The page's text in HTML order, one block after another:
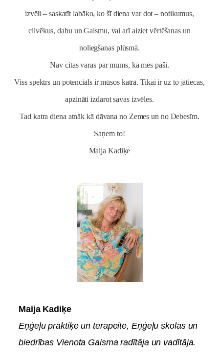
izvēli – saskatīt labāko, ko šī diena var dot – notikumus,
cilvēkus, dabu un Gaismu, vai arī aiziet vērtēšanas un
noliegšanas plūsmā.
Nav citas varas pār mums, kā mēs paši.
Viss spektrs un potenciāls ir mūsos katrā. Tikai ir uz to jātiecas,
apzināti izdarot savas izvēles.
Tad katra diena atnāk kā dāvana no Zemes un no Debesīm.
Saņem to!
Maija Kadiķe
Maija Kadiķe
Eņģeļu praktiķe un terapeite, Eņģeļu skolas un
biedrības Vienota Gaisma radītāja un vadītāja.